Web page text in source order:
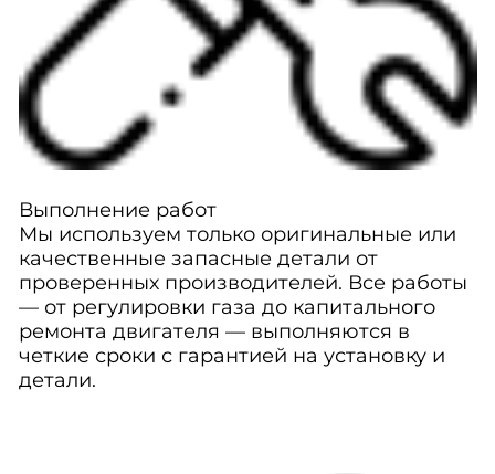
Выполнение работ
Мы используем только оригинальные или
качественные запасные детали от
проверенных производителей. Все работы
— от регулировки газа до капитального
ремонта двигателя — выполняются в
четкие сроки с гарантией на установку и
детали.